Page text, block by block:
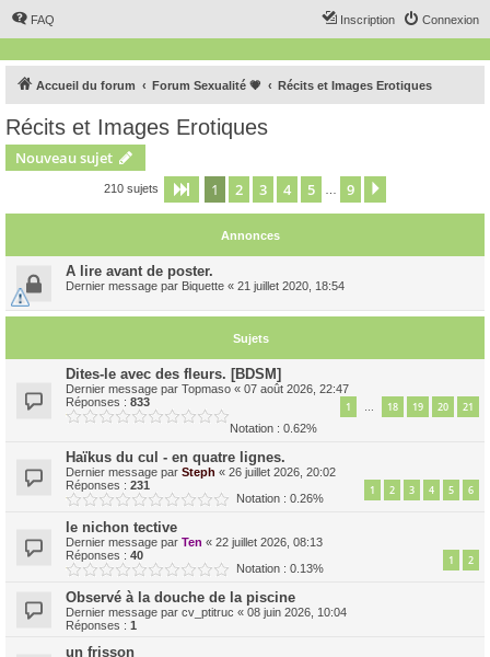
FAQ Connexion
Inscription
Accueil du forum Forum Sexualité 💗 Récits et Images Erotiques
Récits et Images Erotiques
Nouveau sujet
210 sujets Page 1sur9
1 2 3 4 5 9
Annonces
A lire avant de poster.
Dernier message par Biquette « 21 juillet 2020, 18:54
Sujets
Dites-le avec des fleurs. [BDSM]
Dernier message par Topmaso « 07 août 2026, 22:47
Réponses : 833 1 … 18 19 20 21
Notation : 0.62%
Haïkus du cul - en quatre lignes.
Dernier message par Steph « 26 juillet 2026, 20:02
Réponses : 231 1 2 3 4 5 6
Notation : 0.26%
le nichon tective
Dernier message par Ten « 22 juillet 2026, 08:13
Réponses : 40 1 2
Notation : 0.13%
Observé à la douche de la piscine
Dernier message par cv_ptitruc « 08 juin 2026, 10:04
Réponses : 1
un frisson